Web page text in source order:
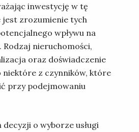
inwestycję w tę
jest zrozumienie tych
wpływu na
Rodzaj nieruchomości,
oraz doświadczenie
z czynników, które
przy podejmowaniu
o wyborze usługi